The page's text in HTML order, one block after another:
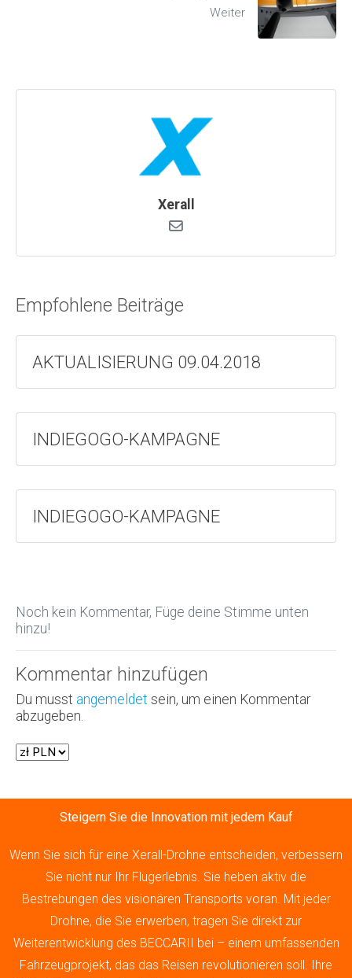
Weiter
Xerall
Empfohlene Beiträge
AKTUALISIERUNG 09.04.2018
INDIEGOGO-KAMPAGNE
INDIEGOGO-KAMPAGNE
Noch kein Kommentar, Füge deine Stimme unten
hinzu!
Kommentar hinzufügen
Du musst angemeldet sein, um einen Kommentar
abzugeben.
Steigern Sie die Innovation mit jedem Kauf
Wenn Sie sich für eine Xerall-Drohne entscheiden, verbessern
Sie nicht nur Ihr Flugerlebnis. Sie heben aktiv die
Bestrebungen des visionären Transports voran. Mit jeder
Drohne, die Sie erwerben, tragen Sie direkt zur
Weiterentwicklung des BECCARII bei – einem umfassenden
Fahrzeugprojekt, das das Reisen revolutionieren soll. Ihre